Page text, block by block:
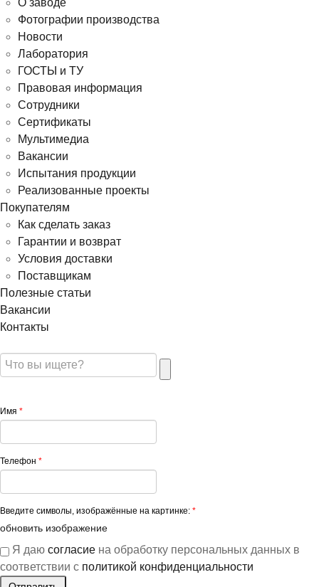
Фотографии производства
Новости
Лаборатория
ГОСТЫ и ТУ
Правовая информация
Сотрудники
Сертификаты
Мультимедиа
Вакансии
Испытания продукции
Реализованные проекты
Покупателям
Как сделать заказ
Гарантии и возврат
Условия доставки
Поставщикам
Полезные статьи
Вакансии
Контакты
Имя *
Телефон *
Введите символы, изображённые на картинке: *
обновить изображение
Я даю согласие на обработку персональных данных в
соответствии с политикой конфиденциальности